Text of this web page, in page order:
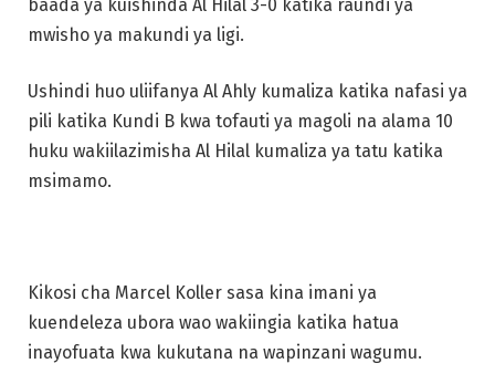
baada ya kuishinda Al Hilal 3-0 katika raundi ya
mwisho ya makundi ya ligi.
Ushindi huo uliifanya Al Ahly kumaliza katika nafasi ya
pili katika Kundi B kwa tofauti ya magoli na alama 10
huku wakiilazimisha Al Hilal kumaliza ya tatu katika
msimamo.
Kikosi cha Marcel Koller sasa kina imani ya
kuendeleza ubora wao wakiingia katika hatua
inayofuata kwa kukutana na wapinzani wagumu.